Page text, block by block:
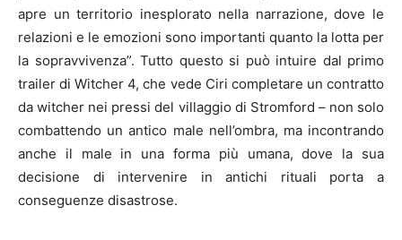
apre un territorio inesplorato nella narrazione, dove le
relazioni e le emozioni sono importanti quanto la lotta per
la sopravvivenza”. Tutto questo si può intuire dal primo
trailer di Witcher 4, che vede Ciri completare un contratto
da witcher nei pressi del villaggio di Stromford – non solo
combattendo un antico male nell’ombra, ma incontrando
anche il male in una forma più umana, dove la sua
decisione di intervenire in antichi rituali porta a
conseguenze disastrose.